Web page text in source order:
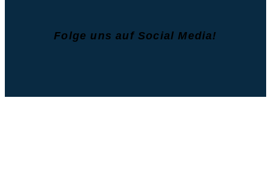
Folge uns auf Social Media!